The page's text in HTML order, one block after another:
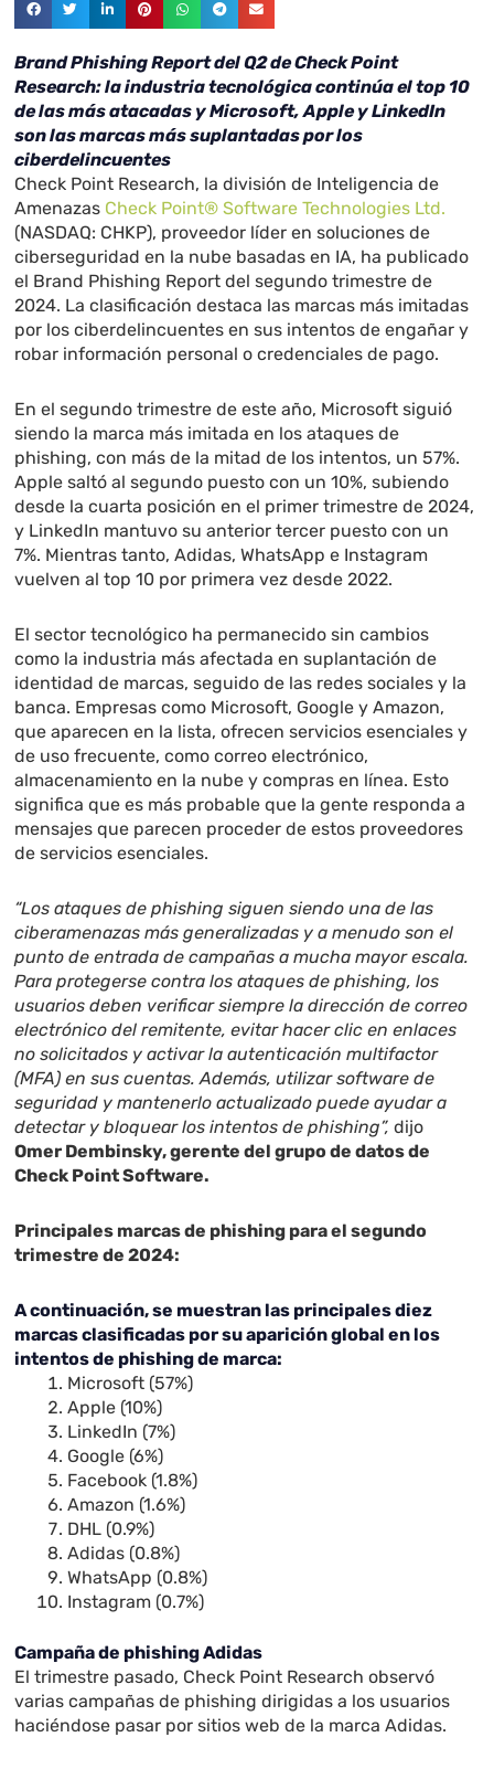
Brand Phishing Report del Q2 de Check Point
Research: la industria tecnológica continúa el top 10
de las más atacadas y Microsoft, Apple y LinkedIn
son las marcas más suplantadas por los
ciberdelincuentes
Check Point Research, la división de Inteligencia de
Amenazas Check Point® Software Technologies Ltd.
(NASDAQ: CHKP), proveedor líder en soluciones de
ciberseguridad en la nube basadas en IA, ha publicado
el Brand Phishing Report del segundo trimestre de
2024. La clasificación destaca las marcas más imitadas
por los ciberdelincuentes en sus intentos de engañar y
robar información personal o credenciales de pago.
En el segundo trimestre de este año, Microsoft siguió
siendo la marca más imitada en los ataques de
phishing, con más de la mitad de los intentos, un 57%.
Apple saltó al segundo puesto con un 10%, subiendo
desde la cuarta posición en el primer trimestre de 2024,
y LinkedIn mantuvo su anterior tercer puesto con un
7%. Mientras tanto, Adidas, WhatsApp e Instagram
vuelven al top 10 por primera vez desde 2022.
El sector tecnológico ha permanecido sin cambios
como la industria más afectada en suplantación de
identidad de marcas, seguido de las redes sociales y la
banca. Empresas como Microsoft, Google y Amazon,
que aparecen en la lista, ofrecen servicios esenciales y
de uso frecuente, como correo electrónico,
almacenamiento en la nube y compras en línea. Esto
significa que es más probable que la gente responda a
mensajes que parecen proceder de estos proveedores
de servicios esenciales.
“Los ataques de phishing siguen siendo una de las
ciberamenazas más generalizadas y a menudo son el
punto de entrada de campañas a mucha mayor escala.
Para protegerse contra los ataques de phishing, los
usuarios deben verificar siempre la dirección de correo
electrónico del remitente, evitar hacer clic en enlaces
no solicitados y activar la autenticación multifactor
(MFA) en sus cuentas. Además, utilizar software de
seguridad y mantenerlo actualizado puede ayudar a
detectar y bloquear los intentos de phishing”,dijo
Omer Dembinsky, gerente del grupo de datos de
Check Point Software.
Principales marcas de phishing para el segundo
trimestre de 2024:
A continuación, se muestran las principales diez
marcas clasificadas por su aparición global en los
intentos de phishing de marca:
Microsoft (57%)
Apple (10%)
LinkedIn (7%)
Google (6%)
Facebook (1.8%)
Amazon (1.6%)
DHL (0.9%)
Adidas (0.8%)
WhatsApp (0.8%)
Instagram (0.7%)
Campaña de phishing Adidas
El trimestre pasado, Check Point Research observó
varias campañas de phishing dirigidas a los usuarios
haciéndose pasar por sitios web de la marca Adidas.